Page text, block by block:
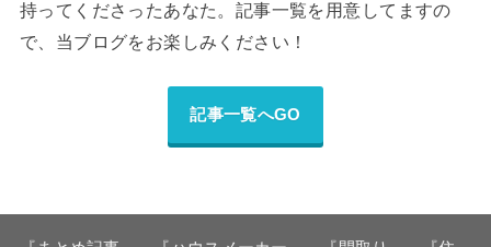
持ってくださったあなた。記事一覧を用意してますの
で、当ブログをお楽しみください！
記事一覧へGO